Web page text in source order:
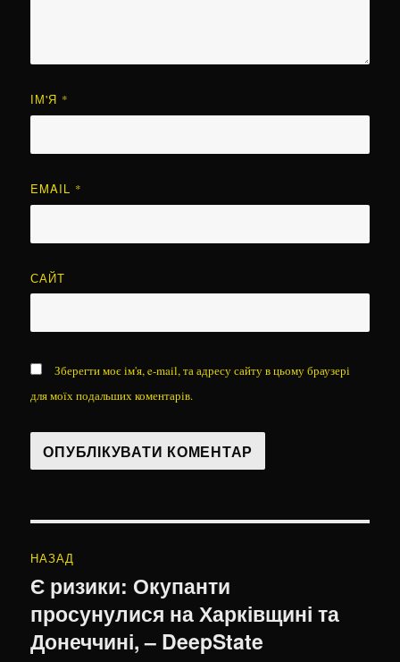
ІМ'Я *
EMAIL *
САЙТ
Зберегти моє ім'я, e-mail, та адресу сайту в цьому браузері
для моїх подальших коментарів.
записів
НАЗАД
Попередній
запис:
Є ризики: Окупанти
просунулися на Харківщині та
Донеччині, – DeepState